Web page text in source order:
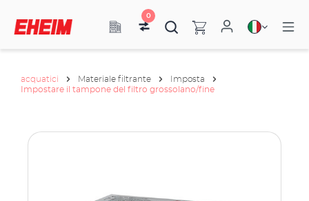
0
acquatici Materiale filtrante
Imposta
Impostare il tampone del filtro grossolano/fine